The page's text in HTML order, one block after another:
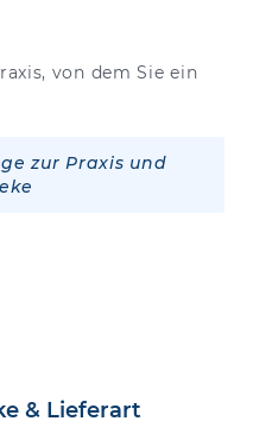
von dem Sie ein
zur Praxis und
& Lieferart